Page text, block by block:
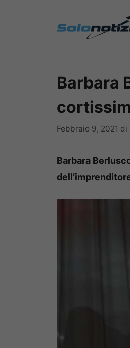
Barbara
Febbraio 9, 2021 di
Barbara